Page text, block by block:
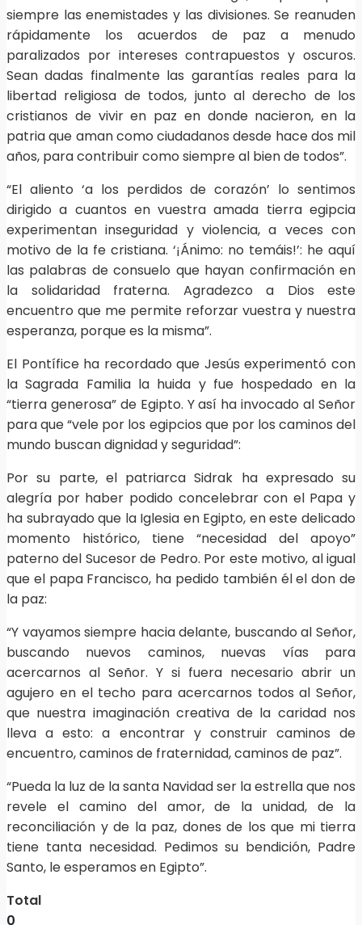
siempre las enemistades y las divisiones. Se reanuden
rápidamente los acuerdos de paz a menudo
paralizados por intereses contrapuestos y oscuros.
Sean dadas finalmente las garantías reales para la
libertad religiosa de todos, junto al derecho de los
cristianos de vivir en paz en donde nacieron, en la
patria que aman como ciudadanos desde hace dos mil
años, para contribuir como siempre al bien de todos”.
“El aliento ‘a los perdidos de corazón’ lo sentimos
dirigido a cuantos en vuestra amada tierra egipcia
experimentan inseguridad y violencia, a veces con
motivo de la fe cristiana. ‘¡Ánimo: no temáis!’: he aquí
las palabras de consuelo que hayan confirmación en
la solidaridad fraterna. Agradezco a Dios este
encuentro que me permite reforzar vuestra y nuestra
esperanza, porque es la misma”.
El Pontífice ha recordado que Jesús experimentó con
la Sagrada Familia la huida y fue hospedado en la
“tierra generosa” de Egipto. Y así ha invocado al Señor
para que “vele por los egipcios que por los caminos del
mundo buscan dignidad y seguridad”:
Por su parte, el patriarca Sidrak ha expresado su
alegría por haber podido concelebrar con el Papa y
ha subrayado que la Iglesia en Egipto, en este delicado
momento histórico, tiene “necesidad del apoyo”
paterno del Sucesor de Pedro. Por este motivo, al igual
que el papa Francisco, ha pedido también él el don de
la paz:
“Y vayamos siempre hacia delante, buscando al Señor,
buscando nuevos caminos, nuevas vías para
acercarnos al Señor. Y si fuera necesario abrir un
agujero en el techo para acercarnos todos al Señor,
que nuestra imaginación creativa de la caridad nos
lleva a esto: a encontrar y construir caminos de
encuentro, caminos de fraternidad, caminos de paz”.
“Pueda la luz de la santa Navidad ser la estrella que nos
revele el camino del amor, de la unidad, de la
reconciliación y de la paz, dones de los que mi tierra
tiene tanta necesidad. Pedimos su bendición, Padre
Santo, le esperamos en Egipto”.
Total
0